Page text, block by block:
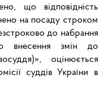
що відповідність
на посаду строком
до набрання
внесення змін до
оцінюється
суддів України в